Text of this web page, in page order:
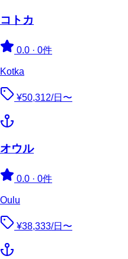
コトカ
0.0 · 0件
Kotka
¥50,312/日〜
オウル
0.0 · 0件
Oulu
¥38,333/日〜